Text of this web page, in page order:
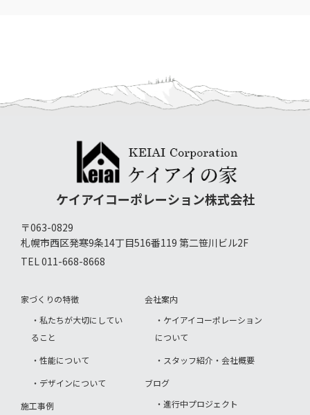
ケイアイコーポレーション株式会社
〒063-0829
札幌市西区発寒9条14丁目516番119 第二笹川ビル2F
TEL 011-668-8668
家づくりの特徴
・私たちが大切にしてい
ること
・性能について
・デザインについて
施工事例
会社案内
・ケイアイコーポレーション
について
・スタッフ紹介・会社概要
ブログ
・進行中プロジェクト